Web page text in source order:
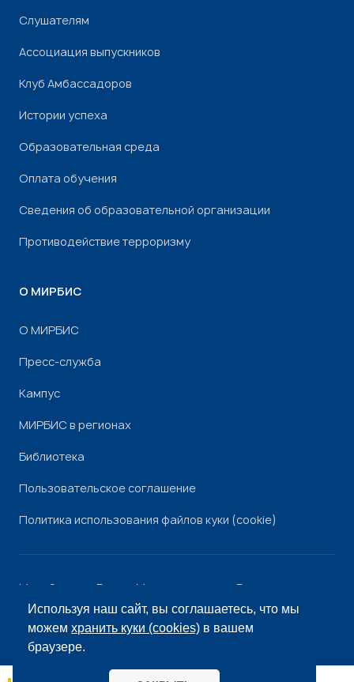
Используя наш сайт, вы соглашаетесь, что мы
можемхранить куки (cookies) в вашем
браузере.
Слушателям
Ассоциация выпускников
Клуб Амбассадоров
Истории успеха
Образовательная среда
Оплата обучения
Сведения об образовательной организации
Противодействие терроризму
О МИРБИС
О МИРБИС
Пресс-служба
Кампус
МИРБИС в регионах
Библиотека
Пользовательское соглашение
Политика использования файлов куки (cookie)
Минобрнауки России Минпросвещения России
РоскомнадзорРособрнадзор
© «МИРБИС», 2026